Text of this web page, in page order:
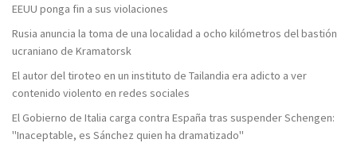
EEUU ponga fin a sus violaciones
Rusia anuncia la toma de una localidad a ocho kilómetros del bastión
ucraniano de Kramatorsk
El autor del tiroteo en un instituto de Tailandia era adicto a ver
contenido violento en redes sociales
El Gobierno de Italia carga contra España tras suspender Schengen:
"Inaceptable, es Sánchez quien ha dramatizado"